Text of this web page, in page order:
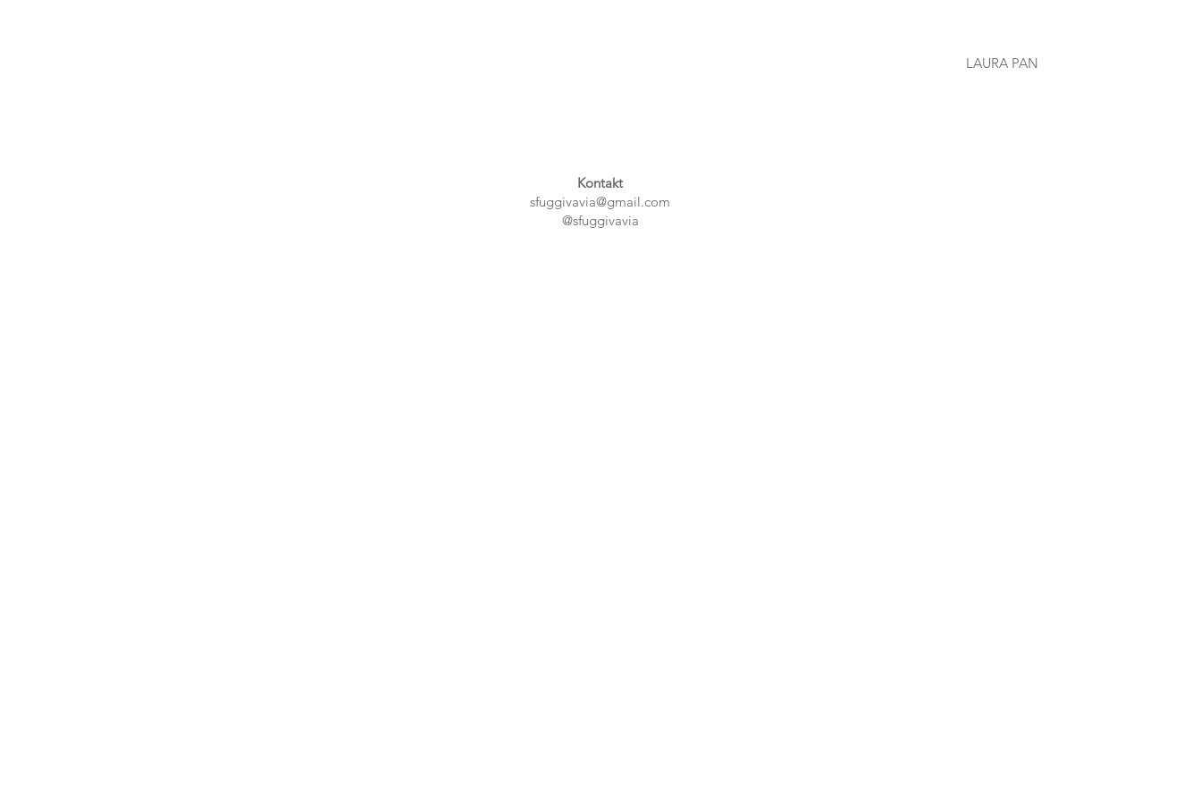
LAURA PAN
Kontakt
sfuggivavia@gmail.com
@sfuggivavia